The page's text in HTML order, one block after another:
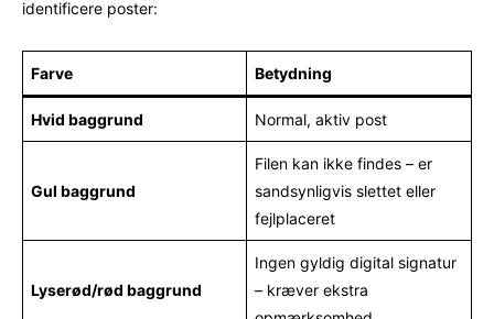
identificere poster:
Farve Betydning
Hvid baggrund Normal, aktiv post
Gul baggrund
Filen kan ikke findes – er
sandsynligvis slettet eller
fejlplaceret
Lyserød/rød baggrund
Ingen gyldig digital signatur
– kræver ekstra